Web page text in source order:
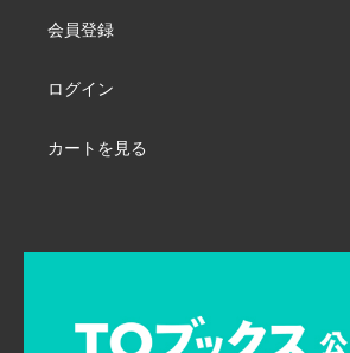
会員登録
ログイン
カートを見る